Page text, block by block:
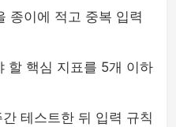
종이에 적고 중복 입력
할 핵심 지표를 5개 이하
테스트한 뒤 입력 규칙